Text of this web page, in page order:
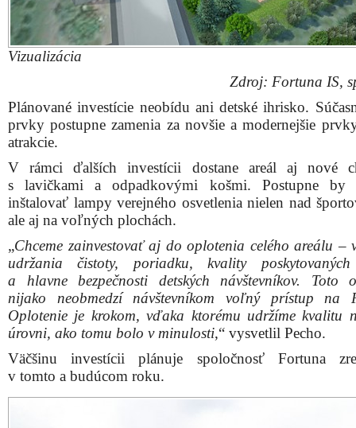
a hlavne bezpečnosti detských návštevníkov. Toto
nijako neobmedzí návštevníkom voľný prístup na
Oplotenie je krokom, vďaka ktorému udržíme kvalitu
úrovni, ako tomu bolo v minulosti
Väčšinu investícii plánuje spoločnosť Fortuna
v tomto a budúcom roku.
Na ploche, kde bola ešte pred pár dňami navážka
nový tenisový dvorec
Ďalšie vizualizácie: